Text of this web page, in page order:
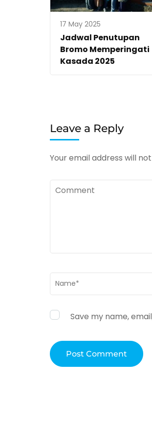
17 May 2025
Jadwal Penutupan
Bromo Memperingati
Kasada 2025
Leave a Reply
Your email address will
Comment
Name*
Save my name,